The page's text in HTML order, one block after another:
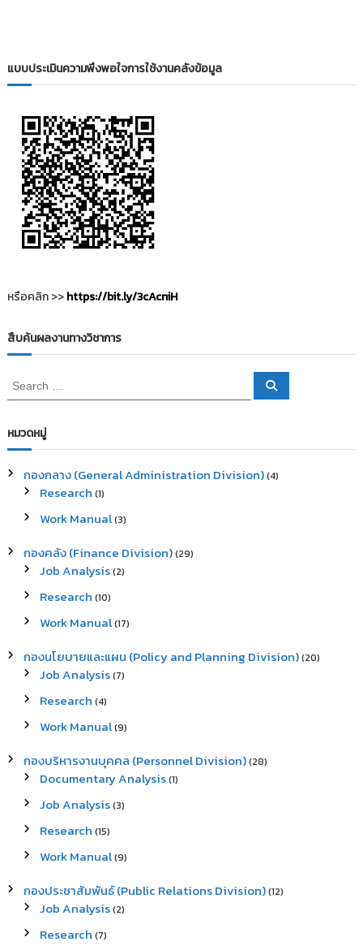
แบบประเมินความพึงพอใจการใช้งานคลังข้อมูล
หรือคลิก >>https://bit.ly/3cAcniH
สืบค้นผลงานทางวิชาการ
e
r
c
f
S
หมวดหมู่
กองกลาง (General Administration Division)(4)
Research (1)
Work Manual(3)
กองคลัง (Finance Division)(29)
Job Analysis(2)
Research (10)
Work Manual(17)
กองนโยบายและแผน (Policy and Planning Division)(20)
Job Analysis(7)
Research (4)
Work Manual(9)
กองบริหารงานบุคคล (Personnel Division)(28)
Documentary Analysis(1)
Job Analysis(3)
Research (15)
Work Manual(9)
กองประชาสัมพันธ์ (Public Relations Division)(12)
Job Analysis(2)
Research (7)